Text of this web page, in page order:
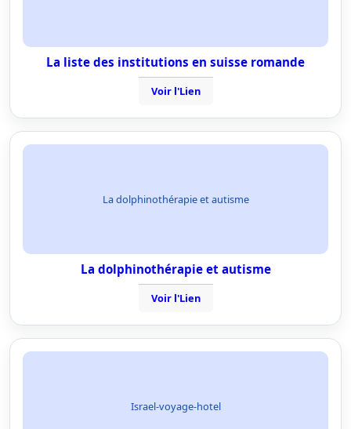
La liste des institutions en suisse romande
Voir l'Lien
La dolphinothérapie et autisme
La dolphinothérapie et autisme
Voir l'Lien
Israel-voyage-hotel